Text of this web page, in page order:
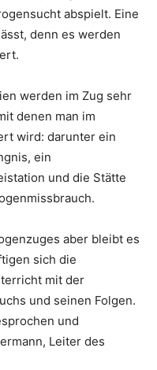
abspielt. Eine
denn es werden
werden im Zug sehr
denen man im
wird: darunter ein
ein
und die Stätte
aber bleibt es
sich die
mit der
und seinen Folgen.
und
Leiter des